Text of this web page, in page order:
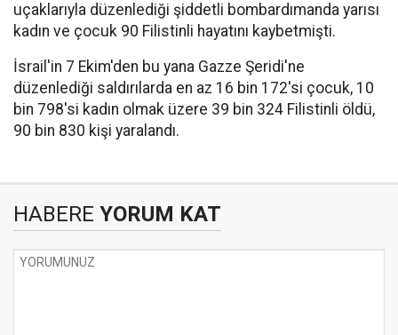
uçaklarıyla düzenlediği şiddetli bombardımanda yarısı
kadın ve çocuk 90 Filistinli hayatını kaybetmişti.
İsrail'in 7 Ekim'den bu yana Gazze Şeridi'ne
düzenlediği saldırılarda en az 16 bin 172'si çocuk, 10
bin 798'si kadın olmak üzere 39 bin 324 Filistinli öldü,
90 bin 830 kişi yaralandı.
HABERE YORUM KAT